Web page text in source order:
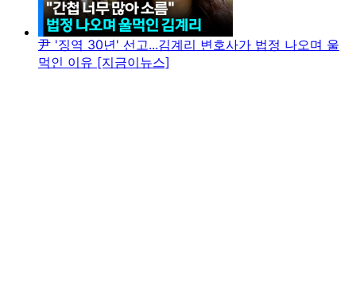
尹 '징역 30년' 선고...김계리 변호사가 법정 나오며 울
먹인 이유 [지금이뉴스]